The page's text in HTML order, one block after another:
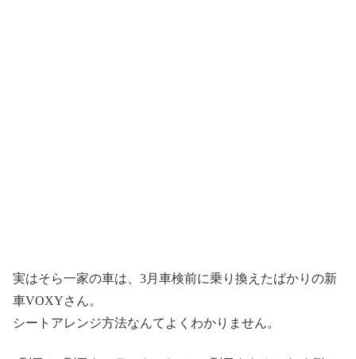
実はそら一家の車は、3月車検前に乗り換えたばかりの新
車VOXYさん。
シートアレンジ方法なんてよくわかりません。